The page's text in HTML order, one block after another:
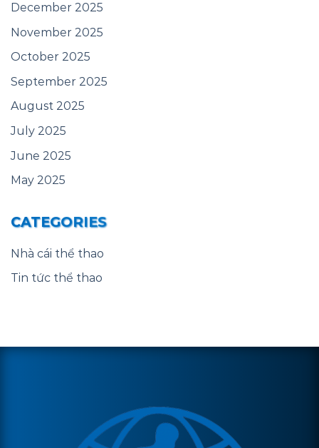
December 2025
November 2025
October 2025
September 2025
August 2025
July 2025
June 2025
May 2025
CATEGORIES
Nhà cái thể thao
Tin tức thể thao